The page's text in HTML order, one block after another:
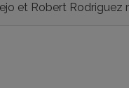
et Robert